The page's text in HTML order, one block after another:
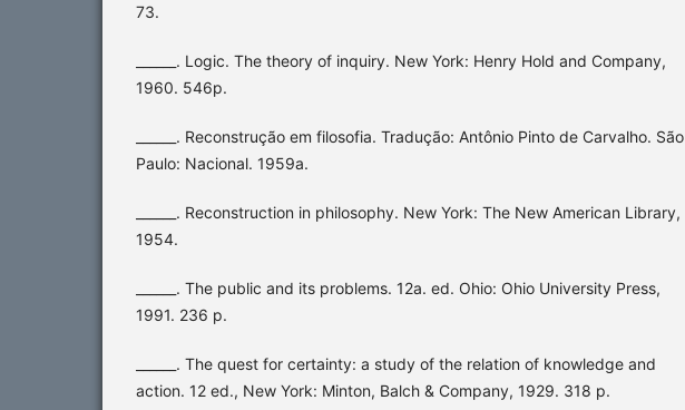
73.
______. Logic. The theory of inquiry. New York: Henry Hold and Company,
1960. 546p.
______. Reconstrução em filosofia. Tradução: Antônio Pinto de Carvalho. São
Paulo: Nacional. 1959a.
______. Reconstruction in philosophy. New York: The New American Library,
1954.
______. The public and its problems. 12a. ed. Ohio: Ohio University Press,
1991. 236 p.
______. The quest for certainty: a study of the relation of knowledge and
action. 12 ed., New York: Minton, Balch & Company, 1929. 318 p.